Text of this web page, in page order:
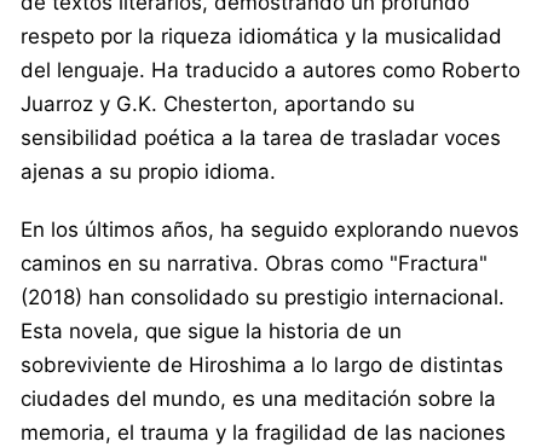
respeto por la riqueza idiomática y la musicalidad
del lenguaje. Ha traducido a autores como Roberto
Juarroz y G.K. Chesterton, aportando su
sensibilidad poética a la tarea de trasladar voces
ajenas a su propio idioma.
En los últimos años, ha seguido explorando nuevos
caminos en su narrativa. Obras como "Fractura"
(2018) han consolidado su prestigio internacional.
Esta novela, que sigue la historia de un
sobreviviente de Hiroshima a lo largo de distintas
ciudades del mundo, es una meditación sobre la
memoria, el trauma y la fragilidad de las naciones